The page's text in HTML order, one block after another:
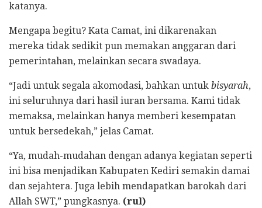
katanya.
Mengapa begitu? Kata Camat, ini dikarenakan
mereka tidak sedikit pun memakan anggaran dari
pemerintahan, melainkan secara swadaya.
“Jadi untuk segala akomodasi, bahkan untuk bisyarah,
ini seluruhnya dari hasil iuran bersama. Kami tidak
memaksa, melainkan hanya memberi kesempatan
untuk bersedekah,” jelas Camat.
“Ya, mudah-mudahan dengan adanya kegiatan seperti
ini bisa menjadikan Kabupaten Kediri semakin damai
dan sejahtera. Juga lebih mendapatkan barokah dari
Allah SWT,” pungkasnya. (rul)